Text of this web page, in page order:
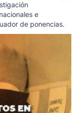
e
de ponencias.